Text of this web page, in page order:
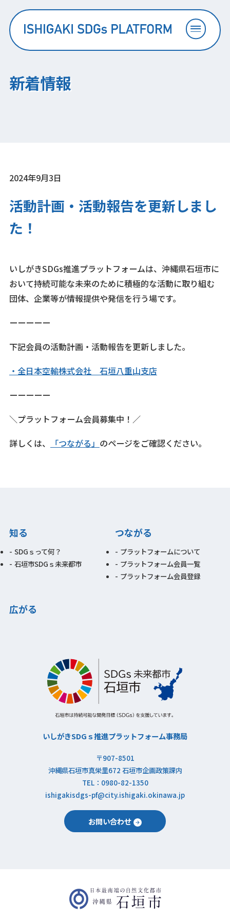
お問い合わせ
新着情報
2024年9月3日
活動計画・活動報告を更新しまし
た！
いしがきSDGs推進プラットフォームは、沖縄県石垣市に
おいて持続可能な未来のために積極的な活動に取り組む
団体、企業等が情報提供や発信を行う場です。
ーーーーー
下記会員の活動計画・活動報告を更新しました。
・全日本空輸株式会社 石垣八重山支店
ーーーーー
＼プラットフォーム会員募集中！／
詳しくは、
「つながる」 のページをご確認ください。
いしがきSDGｓ推進プラットフォーム事務局
〒907-8501
沖縄県石垣市真栄里672 石垣市企画政策課内
TEL：0980-82-1350
ishigakisdgs-pf@city.ishigaki.okinawa.jp
知る
SDGｓって何？
石垣市SDGｓ未来都市
つながる
プラットフォームについて
プラットフォーム会員一覧
プラットフォーム会員登録
広がる
お問い合わせ